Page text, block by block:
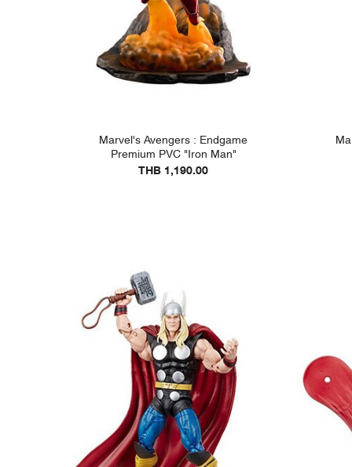
Marvel's Avengers : Endgame
Premium PVC "Iron Man"
THB 1,190.00